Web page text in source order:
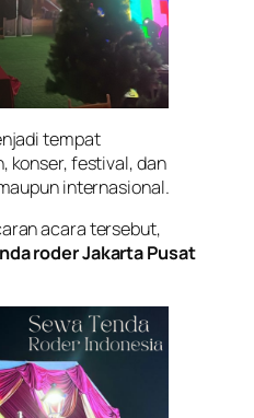
tempat
konser, festival, dan
internasional.
acara tersebut,
roder Jakarta Pusat